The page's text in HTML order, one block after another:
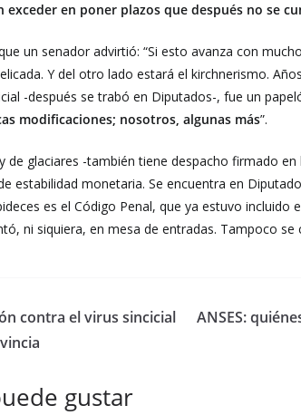
exceder en poner plazos que después no se
un senador advirtió: “Si esto avanza con
Y del otro lado estará el kirchnerismo.
-después se trabó en Diputados-, fue un
modificaciones; nosotros, algunas más”.
de glaciares -también tiene despacho firmado
estabilidad monetaria. Se encuentra en
es el Código Penal, que ya estuvo incluido
ni siquiera, en mesa de entradas. Tampoco se
contra el virus sincicial
ANSES:
gustar